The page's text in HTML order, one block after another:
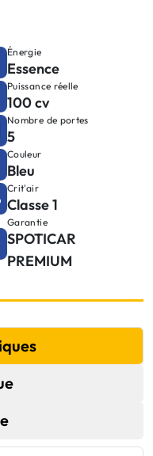
Énergie
Essence
Puissance réelle
100 cv
Nombre de portes
5
Couleur
Bleu
Crit'air
Classe 1
Garantie
SPOTICAR
PREMIUM